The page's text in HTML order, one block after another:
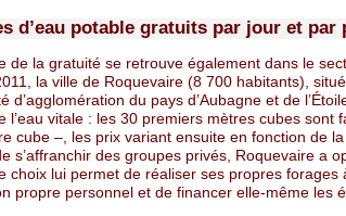
d’eau potable gratuits par jour et par
de la gratuité se retrouve également dans le
la ville de Roquevaire (8 700 habitants),
d’agglomération du pays d’Aubagne et de
l’eau vitale : les 30 premiers mètres cubes sont
cube –, les prix variant ensuite en fonction de la
s’affranchir des groupes privés, Roquevaire a
choix lui permet de réaliser ses propres forages
propre personnel et de financer elle-même les